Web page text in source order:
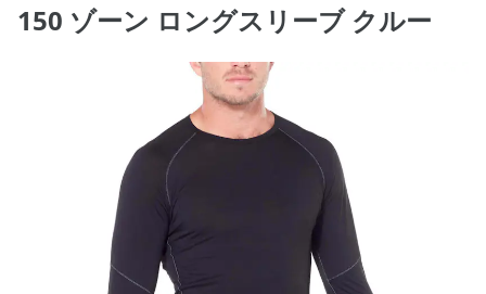
150 ゾーン ロングスリーブ クルー